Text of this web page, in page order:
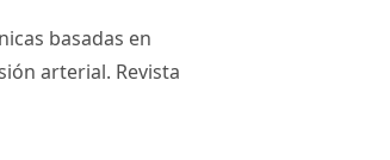
basadas en
arterial. Revista